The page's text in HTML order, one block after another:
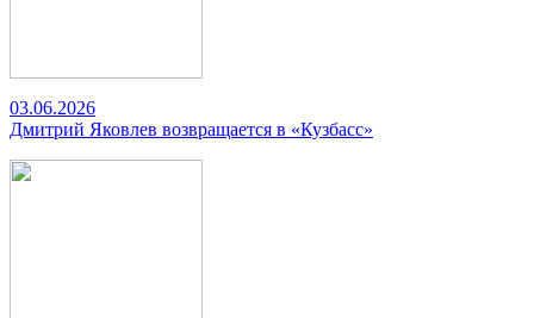
03.06.2026
Дмитрий Яковлев возвращается в «Кузбасс»